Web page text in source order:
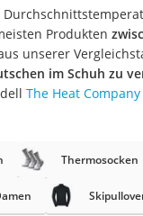
Herren
Rollen
Produkten
unserer
im Schuh zu
The Heat
Thermosocken